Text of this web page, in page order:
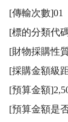
[傳輸次數]01
[標的分類代
[財物採購性
[採購金額級
[預算金額
[預算金額是